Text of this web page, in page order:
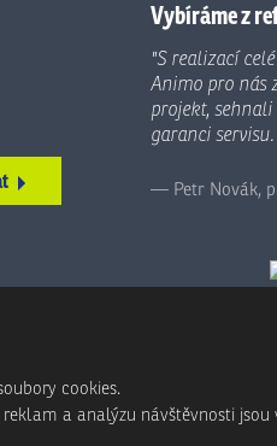
Vybíráme z
"S realizací
Animo pro nás
projekt,
garanci
Petr Novák,
cookies.
a analýzu návštěvnosti